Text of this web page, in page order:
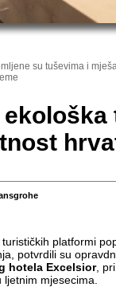
su tuševima i
platformi
potvrdili su
hotela Excelsior,
mjesecima.